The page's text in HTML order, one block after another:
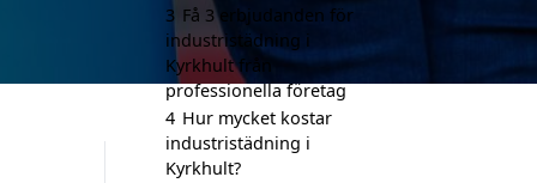
3 Få 3 erbjudanden för
industristädning i
Kyrkhult från
professionella företag
4 Hur mycket kostar
industristädning i
Kyrkhult?